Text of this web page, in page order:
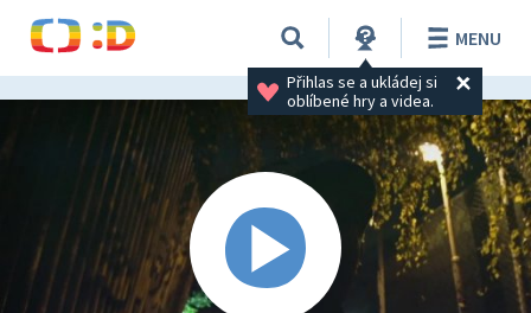
Přihlas se a ukládej si
oblíbené hry a videa.
MENU